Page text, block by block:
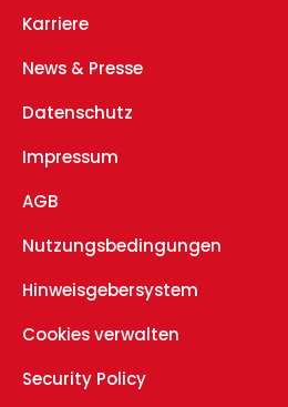
Karriere
News & Presse
Datenschutz
Impressum
AGB
Nutzungsbedingungen
Hinweisgebersystem
Cookies verwalten
Security Policy